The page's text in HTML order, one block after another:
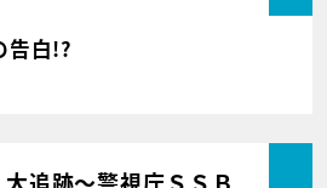
告白!?
大追跡～警視庁ＳＳＢ